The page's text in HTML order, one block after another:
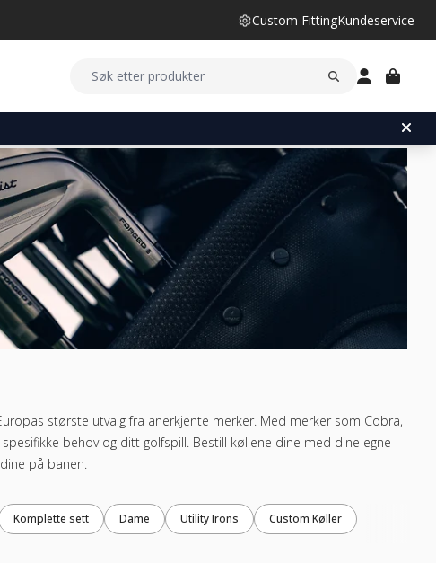
Custom FittingKundeservice
største utvalg fra anerkjente merker. Med merker som Cobra,
behov og ditt golfspill. Bestill køllene dine med dine egne
på banen.
Komplette sett Dame Utility Irons Custom Køller